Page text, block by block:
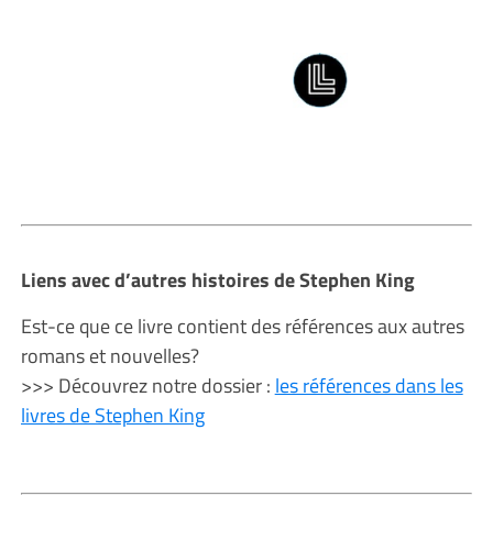
Liens avec d’autres histoires de Stephen King
Est-ce que ce livre contient des références aux autres
romans et nouvelles?
>>> Découvrez notre dossier : les références dans les
livres de Stephen King